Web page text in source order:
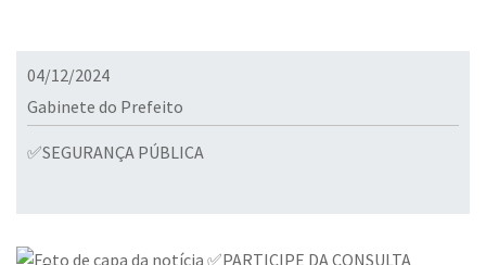
04/12/2024
Gabinete do Prefeito
✅SEGURANÇA PÚBLICA